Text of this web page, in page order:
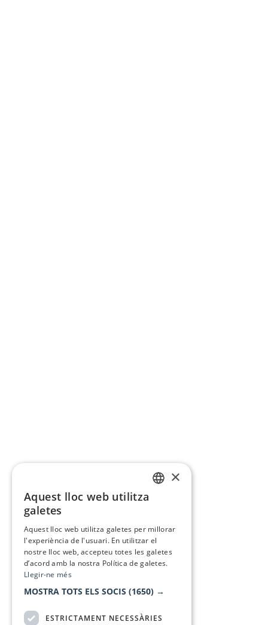
×
Aquest lloc web utilitza
galetes
Aquest lloc web utilitza galetes per millorar
l'experiència de l'usuari. En utilitzar el
nostre lloc web, accepteu totes les galetes
d’acord amb la nostra Política de galetes.
Llegir-ne més
MOSTRA TOTS ELS SOCIS (1650) →
ESTRICTAMENT NECESSÀRIES